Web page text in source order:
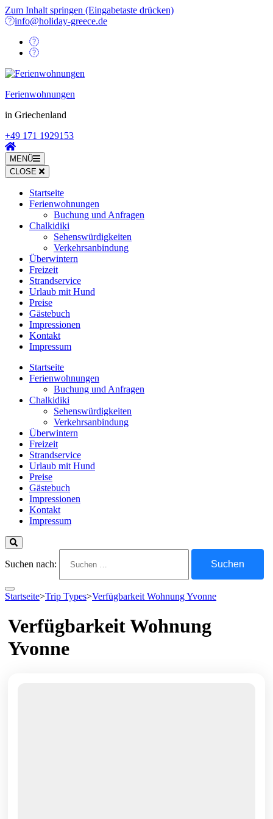
Zum Inhalt springen (Eingabetaste drücken)
info@holiday-greece.de
Ferienwohnungen
in Griechenland
+49 171 1929153
MENÜ
CLOSE
Startseite
Ferienwohnungen
Buchung und Anfragen
Chalkidiki
Sehenswürdigkeiten
Verkehrsanbindung
Überwintern
Freizeit
Strandservice
Urlaub mit Hund
Preise
Gästebuch
Impressionen
Kontakt
Impressum
Startseite
Ferienwohnungen
Buchung und Anfragen
Chalkidiki
Sehenswürdigkeiten
Verkehrsanbindung
Überwintern
Freizeit
Strandservice
Urlaub mit Hund
Preise
Gästebuch
Impressionen
Kontakt
Impressum
Suchen nach:
Startseite>Trip Types>Verfügbarkeit Wohnung Yvonne
Verfügbarkeit Wohnung
Yvonne